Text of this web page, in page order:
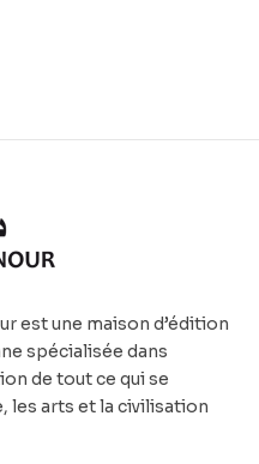
est une maison d’édition
spécialisée dans
de tout ce qui se
les arts et la civilisation